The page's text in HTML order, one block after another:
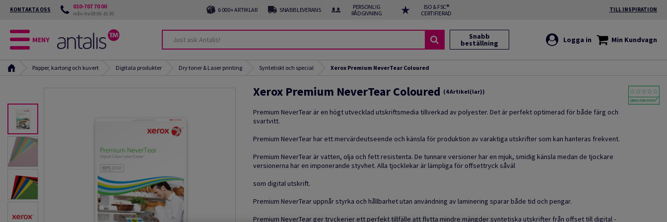
KONTAKTA OSS 010-707 70 00
mån-fre 08:00-16:30 6 000+ ARTIKLAR SNABB LEVERANS
PERSONLIG
RÅDGIVNING
ISO & FSC®
CERTIFIERAD
TILL INSPIRATION
MENY Snabb
beställning Logga in Min Kundvagn
Papper, kartong och kuvert Digitala produkter Dry toner & Laser printing Syntetiskt och special Xerox Premium NeverTear Coloured
Xerox Premium NeverTear Coloured (4 Artikel(lar))
Premium NeverTear är en högt utvecklad utskriftsmedia tillverkad av polyester. Det är perfekt optimerad för både färg och
svartvitt.
Premium NeverTear har ett mervärdeutseende och känsla för produktion av varaktiga utskrifter som kan hanteras frekvent.
Premium NeverTear är vatten, olja och fett resistenta. De tunnare versioner har en mjuk, smidig känsla medan de tjockare
versionerna har en imponerande styvhet. Alla tjocklekar är lämpliga för offsettryck såväl
som digital utskrift.
Premium NeverTear uppnår styrka och hållbarhet utan användning av laminering sparar både tid och pengar.
Premium NeverTear ger tryckerier ett perfekt tillfälle att flytta mindre mängder syntetiska utskrifter från offset till digital -